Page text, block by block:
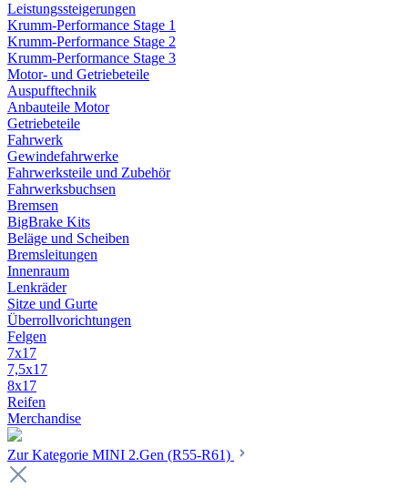
Leistungssteigerungen
Krumm-Performance Stage 1
Krumm-Performance Stage 2
Krumm-Performance Stage 3
Motor- und Getriebeteile
Auspufftechnik
Anbauteile Motor
Getriebeteile
Fahrwerk
Gewindefahrwerke
Fahrwerksteile und Zubehör
Fahrwerksbuchsen
Bremsen
BigBrake Kits
Beläge und Scheiben
Bremsleitungen
Innenraum
Lenkräder
Sitze und Gurte
Überrollvorichtungen
Felgen
7x17
7,5x17
8x17
Reifen
Merchandise
Zur Kategorie MINI 2.Gen (R55-R61)